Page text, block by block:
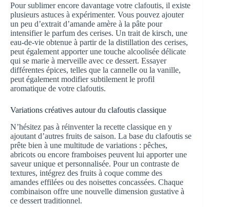
Pour sublimer encore davantage votre clafoutis, il existe
plusieurs astuces à expérimenter. Vous pouvez ajouter
un peu d’extrait d’amande amère à la pâte pour
intensifier le parfum des cerises. Un trait de kirsch, une
eau-de-vie obtenue à partir de la distillation des cerises,
peut également apporter une touche alcoolisée délicate
qui se marie à merveille avec ce dessert. Essayer
différentes épices, telles que la cannelle ou la vanille,
peut également modifier subtilement le profil
aromatique de votre clafoutis.
Variations créatives autour du clafoutis classique
N’hésitez pas à réinventer la recette classique en y
ajoutant d’autres fruits de saison. La base du clafoutis se
prête bien à une multitude de variations : pêches,
abricots ou encore framboises peuvent lui apporter une
saveur unique et personnalisée. Pour un contraste de
textures, intégrez des fruits à coque comme des
amandes effilées ou des noisettes concassées. Chaque
combinaison offre une nouvelle dimension gustative à
ce dessert traditionnel.